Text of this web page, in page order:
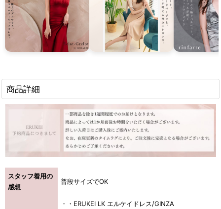
商品詳細
スタッフ着用の
感想
普段サイズでOK
・・ERUKEI LK エルケイドレス/GINZA